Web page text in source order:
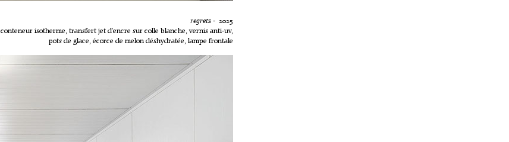
regrets - 2025
conteneur isotherme, transfert jet d'encre sur colle blanche, vernis anti-uv,
pots de glace, écorce de melon déshydratée, lampe frontale